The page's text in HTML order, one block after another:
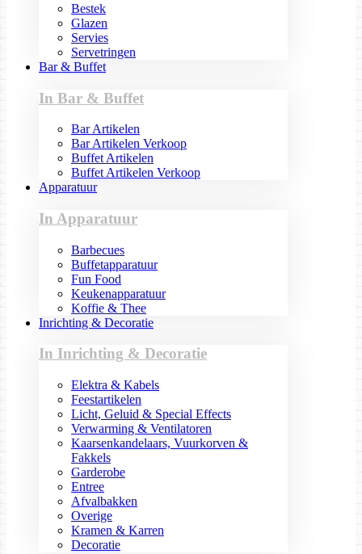
Bestek
Glazen
Servies
Servetringen
Bar & Buffet
In Bar & Buffet
Bar Artikelen
Bar Artikelen Verkoop
Buffet Artikelen
Buffet Artikelen Verkoop
Apparatuur
In Apparatuur
Barbecues
Buffetapparatuur
Fun Food
Keukenapparatuur
Koffie & Thee
Inrichting & Decoratie
In Inrichting & Decoratie
Elektra & Kabels
Feestartikelen
Licht, Geluid & Special Effects
Verwarming & Ventilatoren
Kaarsenkandelaars, Vuurkorven &
Fakkels
Garderobe
Entree
Afvalbakken
Overige
Kramen & Karren
Decoratie